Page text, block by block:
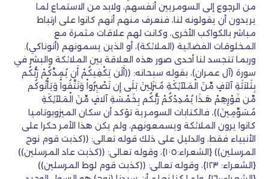
من الرجوع إلى السومريين أنفسهم، ولابد من الاستماع لما
يريدون أن يقولونه لنا، فنعرف منهم أنهم كانوا على ارتباط
مباشر بالكواكب الأخرى، وكانت لهم علاقات مثمرة مع
المخلوقات الفضائية (الملائكة)، أو الذين يسمونهم (أنوناكي).
وربما تتجسد لنا أحدى صور هذه العلاقة بين الملائكة والبشر في
سورة (آل عمران)، بقوله سبحانه: ((أَلَن يَكْفِيكُمْ أَن يُمِدَّكُمْ رَبُّكُم
بِثَلاَثَةِ آلاَفٍ مِّنَ الْمَلآئِكَةِ مُنزَلِينَ بَلَى إِن تَصْبِرُواْ وَتَتَّقُواْ وَيَأْتُوكُم
مِّن فَوْرِهِمْ هَـذَا يُمْدِدْكُمْ رَبُّكُم بِخَمْسَةِ آلافٍ مِّنَ الْمَلآئِكَةِ
مُسَوِّمِينَ))، فالكتابات السومرية تؤكد أن سكان الميزوبوتاميا
كانوا يرون الملائكة ويسمعونهم، ولم يكن هذا الأمر حكرا على
الأنبياء فقط، والدليل على ذلك قوله تعالى: ((كذبت قوم نوح
المرسلين)) {الشعراء:١٠٥}، وقوله تعالى: ((كذبت عاد المرسلين))
{الشعراء: ١٢٣}، وقوله تعالى: ((كذبت قوم لوط المرسلين))